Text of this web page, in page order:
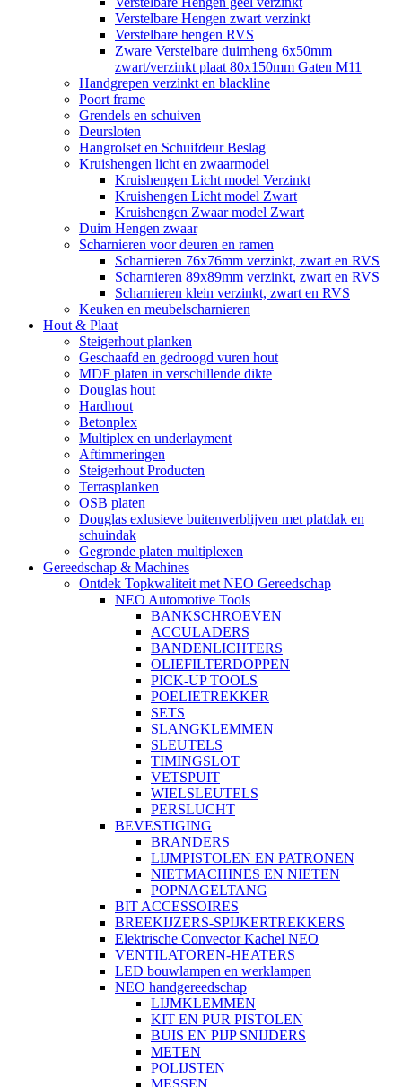
Verstelbare Hengen zwart verzinkt
Verstelbare hengen RVS
Zware Verstelbare duimheng 6x50mm
zwart/verzinkt plaat 80x150mm Gaten M11
Handgrepen verzinkt en blackline
Poort frame
Grendels en schuiven
Deursloten
Hangrolset en Schuifdeur Beslag
Kruishengen licht en zwaarmodel
Kruishengen Licht model Verzinkt
Kruishengen Licht model Zwart
Kruishengen Zwaar model Zwart
Duim Hengen zwaar
Scharnieren voor deuren en ramen
Scharnieren 76x76mm verzinkt, zwart en RVS
Scharnieren 89x89mm verzinkt, zwart en RVS
Scharnieren klein verzinkt, zwart en RVS
Keuken en meubelscharnieren
Hout & Plaat
Steigerhout planken
Geschaafd en gedroogd vuren hout
MDF platen in verschillende dikte
Douglas hout
Hardhout
Betonplex
Multiplex en underlayment
Aftimmeringen
Steigerhout Producten
Terrasplanken
OSB platen
Douglas exlusieve buitenverblijven met platdak en
schuindak
Gegronde platen multiplexen
Gereedschap & Machines
Ontdek Topkwaliteit met NEO Gereedschap
NEO Automotive Tools
BANKSCHROEVEN
ACCULADERS
BANDENLICHTERS
OLIEFILTERDOPPEN
PICK-UP TOOLS
POELIETREKKER
SETS
SLANGKLEMMEN
SLEUTELS
TIMINGSLOT
VETSPUIT
WIELSLEUTELS
PERSLUCHT
BEVESTIGING
BRANDERS
LIJMPISTOLEN EN PATRONEN
NIETMACHINES EN NIETEN
POPNAGELTANG
BIT ACCESSOIRES
BREEKIJZERS-SPIJKERTREKKERS
Elektrische Convector Kachel NEO
VENTILATOREN-HEATERS
LED bouwlampen en werklampen
NEO handgereedschap
LIJMKLEMMEN
KIT EN PUR PISTOLEN
BUIS EN PIJP SNIJDERS
METEN
POLIJSTEN
MESSEN